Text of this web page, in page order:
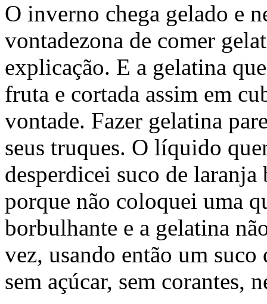
O inverno chega gelado e
vontadezona de comer
explicação. E a gelatina
fruta e cortada assim em
vontade. Fazer gelatina
seus truques. O líquido
desperdicei suco de
porque não coloquei uma
borbulhante e a gelatina
vez, usando então um
sem açúcar, sem corantes,